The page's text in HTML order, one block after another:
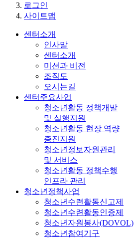
로그인
사이트맵
센터소개
인사말
센터소개
미션과 비전
조직도
오시는길
센터주요사업
청소년활동 정책개발
및 실행지원
청소년활동 현장 역량
증진지원
청소년정보자원관리
및 서비스
청소년활동 정책수행
인프라 관리
청소년정책사업
청소년수련활동신고제
청소년수련활동인증제
청소년자원봉사(DOVOL)
청소년참여기구